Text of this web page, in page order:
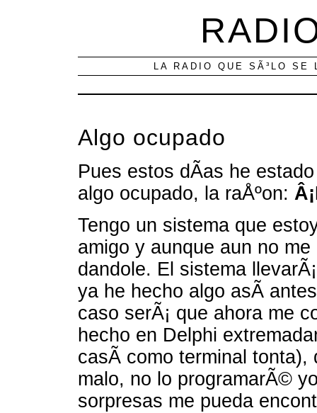
LA RADIO QUE SÃ³LO
Algo ocupado
Pues estos dÃ­as he
algo ocupado, la raÅºon:
Tengo un sistema que
amigo y aunque aun no
dandole. El sistema
ya he hecho algo asÃ­
caso serÃ¡ que ahora me
hecho en Delphi
casÃ­ como terminal tonta),
malo, no lo programarÃ©
sorpresas me pueda